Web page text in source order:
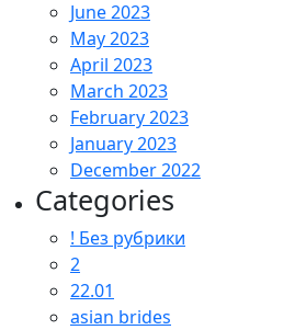
June 2023
May 2023
April 2023
March 2023
February 2023
January 2023
December 2022
Categories
! Без рубрики
2
22.01
asian brides